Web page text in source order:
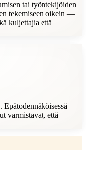
tai työntekijöiden
tekemiseen oikein —
kuljettajia että
varmistavat, että